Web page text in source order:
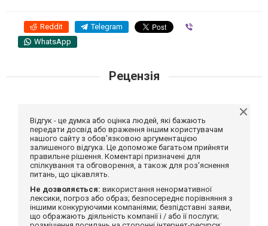
Reddit Telegram
WhatsApp
Рецензія
Відгук - це думка або оцінка людей, які бажають
передати досвід або враження іншим користувачам
нашого сайту з обов'язковою аргументацією
залишеного відгука. Це допоможе багатьом прийняти
правильне рішення. Коментарі призначені для
спілкування та обговорення, а також для роз'яснення
питань, що цікавлять.
Не дозволяється: використання ненормативної
лексики, погроз або образ; безпосереднє порівняння з
іншими конкуруючими компаніями; безпідставні заяви,
що ображають діяльність компанії і / або її послуги;